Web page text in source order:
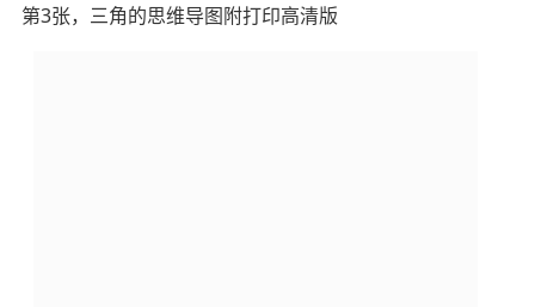
第3张，三角的思维导图附打印高清版